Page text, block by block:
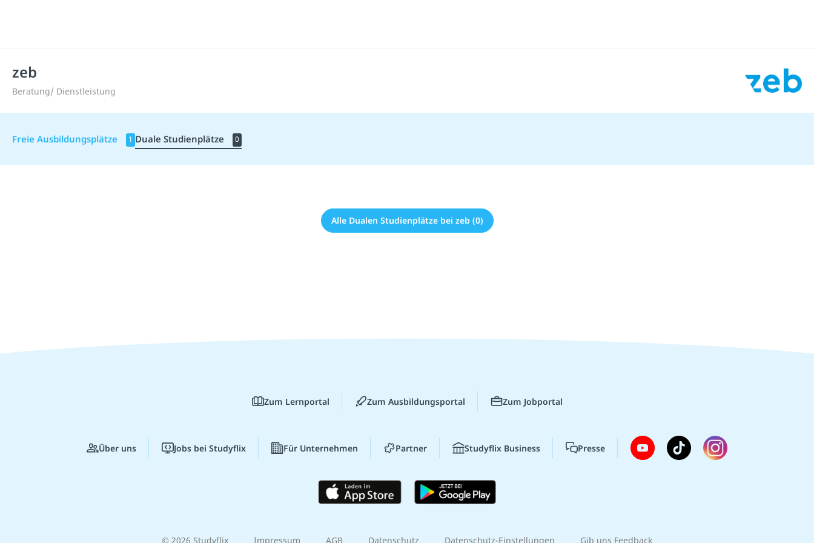
zeb
Beratung/ Dienstleistung
Freie Ausbildungsplätze 1 Duale Studienplätze 0
Alle Dualen Studienplätze bei zeb (0)
Zum Lernportal Zum Ausbildungsportal Zum Jobportal
Über uns Jobs bei Studyflix Für Unternehmen Partner Studyflix Business Presse
© 2026 Studyflix Impressum AGB Datenschutz Datenschutz-Einstellungen Gib uns Feedback